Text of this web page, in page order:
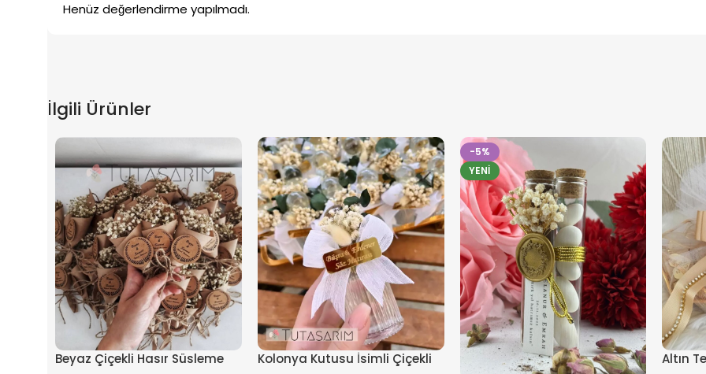
Henüz değerlendirme yapılmadı.
İlgili Ürünler
Beyaz Çiçekli Hasır Süsleme
Kolonya Kutusu İsimli Çiçekli
-5%
YENI
Altın